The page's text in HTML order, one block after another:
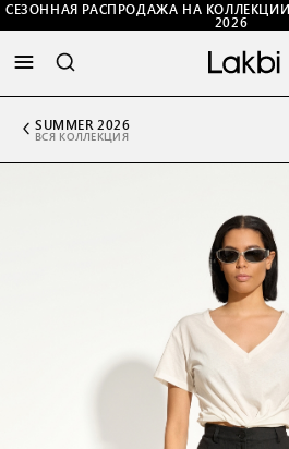
СЕЗОННАЯ РАСПРОДАЖА НА КОЛЛЕКЦИИ
2026
SUMMER 2026
ВСЯ КОЛЛЕКЦИЯ